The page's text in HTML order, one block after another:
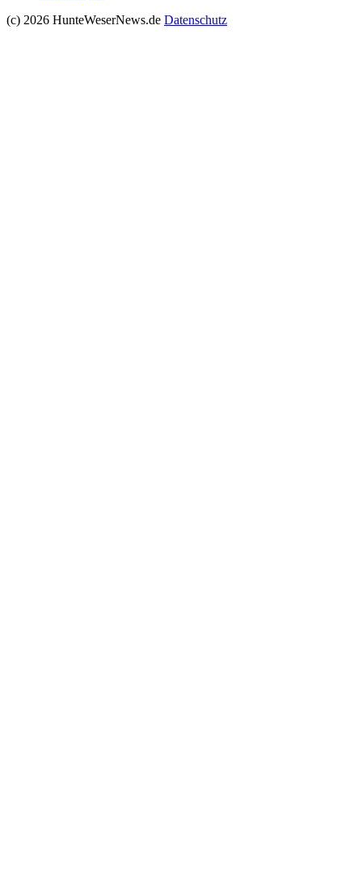
(c) 2026 HunteWeserNews.de Datenschutz